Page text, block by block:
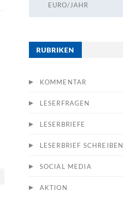
EURO/JAHR
RUBRIKEN
KOMMENTAR
LESERFRAGEN
LESERBRIEFE
LESERBRIEF SCHREIBEN
SOCIAL MEDIA
AKTION